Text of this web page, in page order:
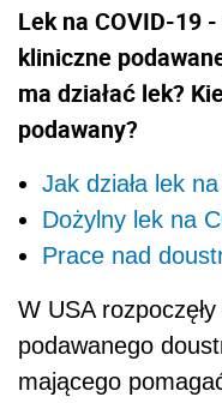
Lek na COVID-19
kliniczne
ma działać lek?
podawany?
Jak działa lek
Dożylny lek na
Prace nad
W USA
podawanego
mającego